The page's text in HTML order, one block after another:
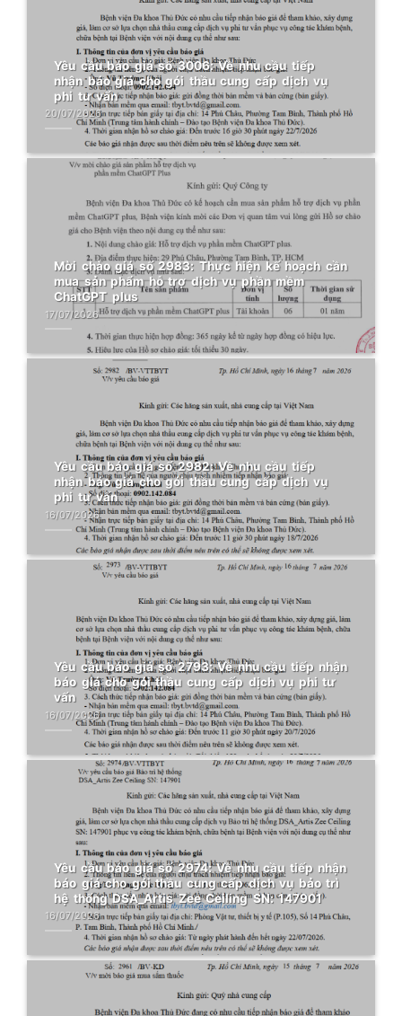
Yêu cầu báo giá số 3006: Về nhu cầu tiếp
nhận báo giá cho gói thầu cung cấp dịch vụ
phi tư vấn
20/07/2026
Mời chào giá số 2983: Thực hiện kế hoạch cần
mua sản phẩm hỗ trợ dịch vụ phần mềm
ChatGPT plus
17/07/2026
Yêu cầu báo giá số 2982: Về nhu cầu tiếp
nhận báo giá cho gói thầu cung cấp dịch vụ
phi tư vấn
16/07/2026
Yêu cầu báo giá số 2793: Về nhu cầu tiếp nhận
báo giá cho gói thầu cung cấp dịch vụ phi tư
vấn
16/07/2026
Yêu cầu báo giá số 2974: Về nhu cầu tiếp nhận
báo giá cho gói thầu cung cấp dịch vụ bảo trì
hệ thống DSA_Artis Zee Ceiling SN: 147901
16/07/2026